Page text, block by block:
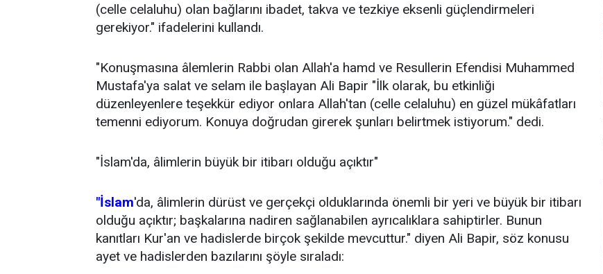
(celle celaluhu) olan bağlarını ibadet, takva ve tezkiye eksenli güçlendirmeleri
gerekiyor." ifadelerini kullandı.
"Konuşmasına âlemlerin Rabbi olan Allah'a hamd ve Resullerin Efendisi Muhammed
Mustafa'ya salat ve selam ile başlayan Ali Bapir "İlk olarak, bu etkinliği
düzenleyenlere teşekkür ediyor onlara Allah'tan (celle celaluhu) en güzel mükâfatları
temenni ediyorum. Konuya doğrudan girerek şunları belirtmek istiyorum." dedi.
"İslam'da, âlimlerin büyük bir itibarı olduğu açıktır"
"İslam'da, âlimlerin dürüst ve gerçekçi olduklarında önemli bir yeri ve büyük bir itibarı
olduğu açıktır; başkalarına nadiren sağlanabilen ayrıcalıklara sahiptirler. Bunun
kanıtları Kur'an ve hadislerde birçok şekilde mevcuttur." diyen Ali Bapir, söz konusu
ayet ve hadislerden bazılarını şöyle sıraladı: